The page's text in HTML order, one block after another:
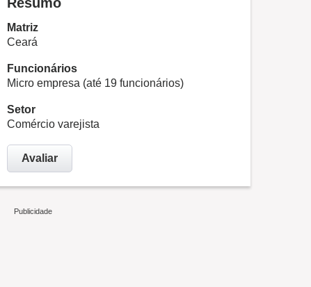
Matriz
Ceará
Funcionários
Micro empresa (até 19 funcionários)
Setor
Comércio varejista
Avaliar